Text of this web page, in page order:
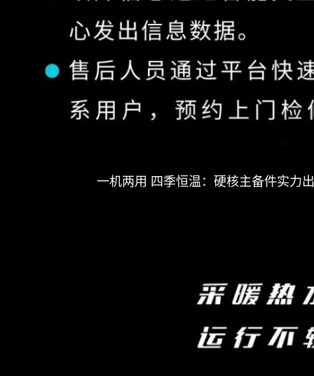
一机两用 四季恒温：硬核主备件实力